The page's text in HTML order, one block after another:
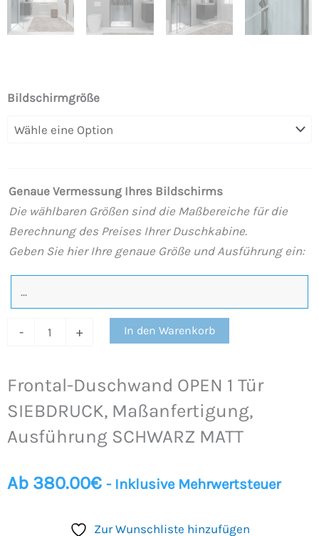
Frontal-Duschwand OPEN 1 Tür
SIEBDRUCK, Maßanfertigung,
Ausführung SCHWARZ MATT
Ab 380.00€ - Inklusive Mehrwertsteuer
Zur Wunschliste hinzufügen
Bildschirmgröße
Genaue Vermessung Ihres Bildschirms
Die wählbaren Größen sind die Maßbereiche für die
Berechnung des Preises Ihrer Duschkabine.
Geben Sie hier Ihre genaue Größe und Ausführung ein:
-
Frontal-
OPEN
SIEBDRUCK,
Maßanfertigung,
Ausführung
SCHWARZ
MATT
Menge
+ In den Warenkorb